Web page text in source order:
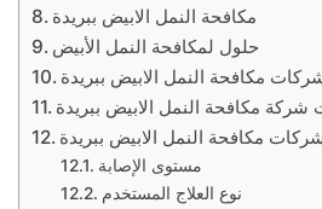
مكافحة النمل الابيض ببريدة
حلول لمكافحة النمل الأبيض
مستوى الإصابة
نوع العلاج المستخدم